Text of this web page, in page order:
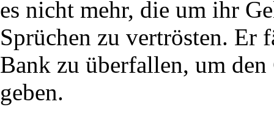
es nicht mehr, die um ihr
Sprüchen zu vertrösten. Er
Bank zu überfallen, um
geben.